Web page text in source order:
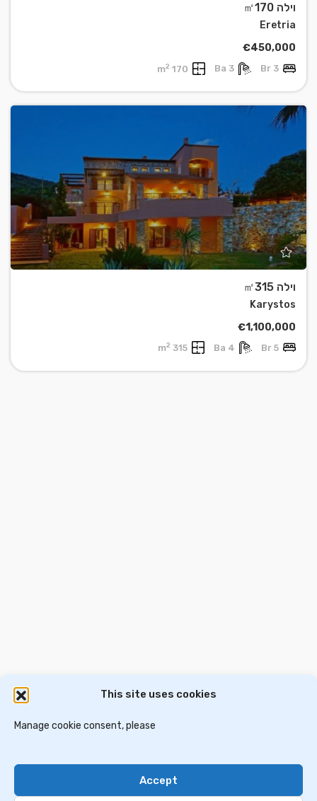
This site uses cookies
Manage cookie consent, please
Accept
וילה ㎡170
Eretria
€450,000
3 Br
3 Ba
170 m
2
וילה ㎡315
Karystos
€1,100,000
5 Br
4 Ba
315 m
2
Privacy Policy
Contact Us